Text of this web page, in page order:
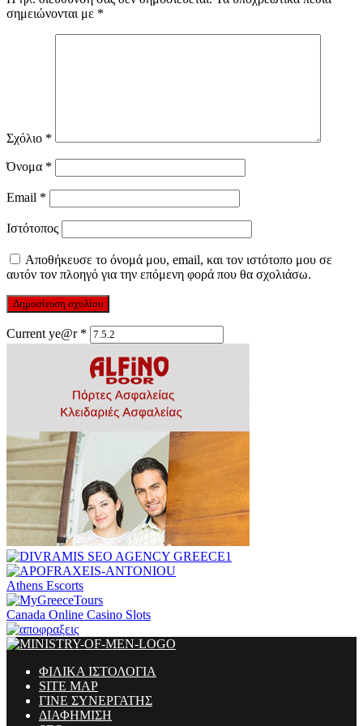
σημειώνονται με *
Σχόλιο *
Όνομα *
Email *
Ιστότοπος
Αποθήκευσε το όνομά μου, email, και τον ιστότοπο μου σε
αυτόν τον πλοηγό για την επόμενη φορά που θα σχολιάσω.
Current ye@r *
Athens Escorts
Canada Online Casino Slots
ΦΙΛΙΚΑ ΙΣΤΟΛΟΓΙΑ
SITE MAP
ΓΙΝΕ ΣΥΝΕΡΓΑΤΗΣ
ΔΙΑΦΗΜΙΣΗ